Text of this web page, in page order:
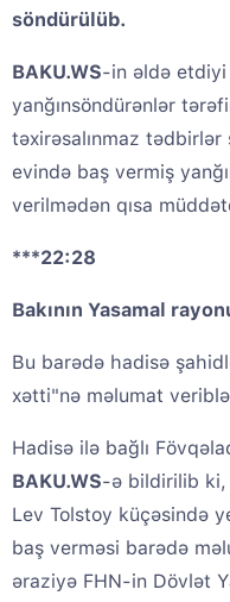
söndürülüb.
BAKU.WS-in əldə etdiyi
yanğınsöndürənlər
təxirəsalınmaz
evində baş vermiş
verilmədən qısa
***22:28
Bakının Yasamal
Bu barədə hadisə
xətti"nə məlumat
Hadisə ilə bağlı
BAKU.WS-ə bildirilib ki,
Lev Tolstoy küçəsində
baş verməsi barədə
əraziyə FHN-in Dövlət